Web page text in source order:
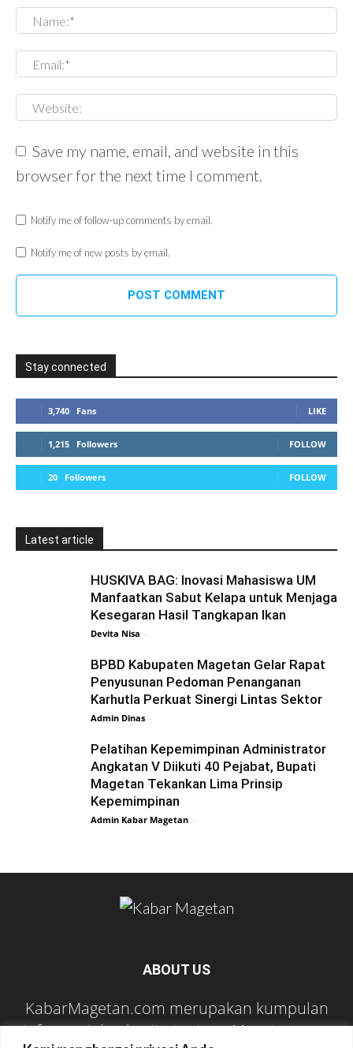
Save my name, email, and website in this
browser for the next time I comment.
Notify me of follow-up comments by email.
Notify me of new posts by email.
Stay connected
3,740 Fans LIKE
1,215 Followers FOLLOW
20 Followers FOLLOW
Latest article
HUSKIVA BAG: Inovasi Mahasiswa UM
Manfaatkan Sabut Kelapa untuk Menjaga
Kesegaran Hasil Tangkapan Ikan
Devita Nisa -
BPBD Kabupaten Magetan Gelar Rapat
Penyusunan Pedoman Penanganan
Karhutla Perkuat Sinergi Lintas Sektor
Admin Dinas -
Pelatihan Kepemimpinan Administrator
Angkatan V Diikuti 40 Pejabat, Bupati
Magetan Tekankan Lima Prinsip
Kepemimpinan
Admin Kabar Magetan -
ABOUT US
KabarMagetan.com merupakan kumpulan
informasi dan berita tentang Magetan yang